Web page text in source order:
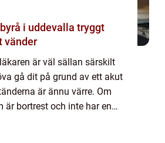
i uddevalla tryggt
vänder
är väl sällan särskilt
gå dit på grund av ett akut
är ännu värre. Om
är bortrest och inte har en